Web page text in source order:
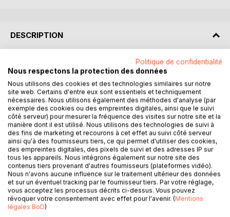
DESCRIPTION
Le résumé de l'intrigue est des plus simple. Tous les cinq
ans, l'Empire russe procédait à un recensement de tous les
serfs possédés par chaque propriétaire, afin de déterminer
les taxes qu'ils devraient payer. Or, pendant ce laps de
temps, il y avait de nombreux changements, morts et
naissances. Administrativement, les serfs qui étaient
décédés étaient considérés comme des «âmes
fiscalement vivantes». Notre héros, l'ex fonctionnaire
Tchitchikof, va sillonner la Russie profonde pour racheter à
leurs propriétaires ces âmes mortes. Nous vous laissons
découvrir le mystérieux but qu'il poursuit avec cette
démarche pour le moins inhabituelle...
L'intérêt principal de ce très grand roman, classé parmi les
cent meilleures oeuvres littéraires de tous les temps par un
Politique de confidentialité
Nous respectons la protection des données
Nous utilisons des cookies et des technologies similaires sur notre
site web. Certains d'entre eux sont essentiels et techniquement
nécessaires. Nous utilisons également des méthodes d'analyse (par
exemple des cookies ou des empreintes digitales, ainsi que le suivi
côté serveur) pour mesurer la fréquence des visites sur notre site et la
manière dont il est utilisé. Nous utilisons des technologies de suivi à
des fins de marketing et recourons à cet effet au suivi côté serveur
ainsi qu'à des fournisseurs tiers, ce qui permet d'utiliser des cookies,
des empreintes digitales, des pixels de suivi et des adresses IP sur
tous les appareils. Nous intégrons également sur notre site des
contenus tiers provenant d'autres fournisseurs (plateformes vidéo).
Nous n'avons aucune influence sur le traitement ultérieur des données
et sur un éventuel tracking par le fournisseur tiers. Par votre réglage,
vous acceptez les processus décrits ci-dessus. Vous pouvez
révoquer votre consentement avec effet pour l'avenir. (Mentions
légales BoD)